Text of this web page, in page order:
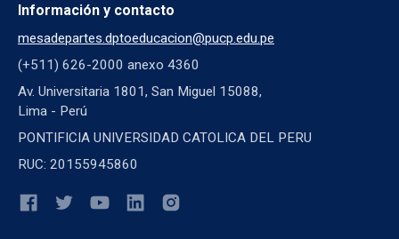
Información y contacto
mesadepartes.dptoeducacion@pucp.edu.pe
(+511) 626-2000 anexo 4360
Av. Universitaria 1801, San Miguel 15088,
Lima - Perú
PONTIFICIA UNIVERSIDAD CATOLICA DEL PERU
RUC: 20155945860